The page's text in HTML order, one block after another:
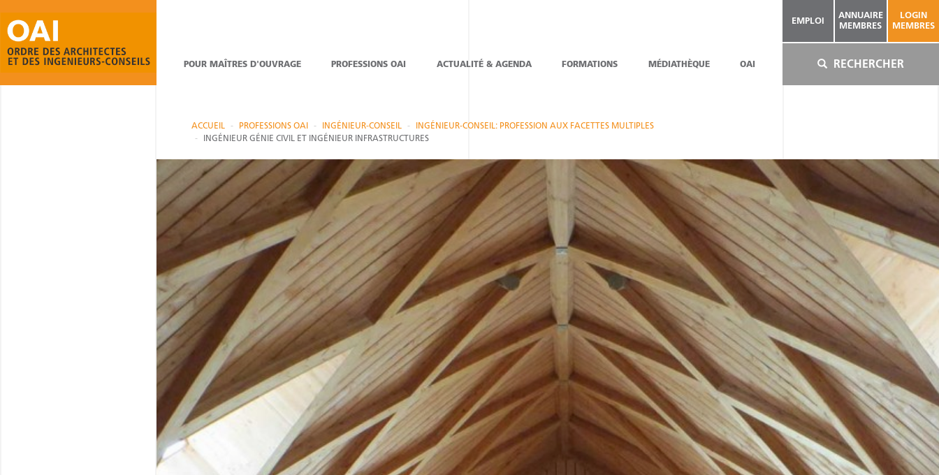
POUR MAÎTRES D'OUVRAGE PROFESSIONS OAI ACTUALITÉ & AGENDA FORMATIONS MÉDIATHÈQUE OAI
EMPLOI
ANNUAIRE
MEMBRES
LOGIN
MEMBRES
RECHERCHER
ACCUEIL PROFESSIONS OAI INGÉNIEUR-CONSEIL
INGÉNIEUR-CONSEIL: PROFESSION AUX FACETTES MULTIPLES
INGÉNIEUR GÉNIE CIVIL ET INGÉNIEUR INFRASTRUCTURES